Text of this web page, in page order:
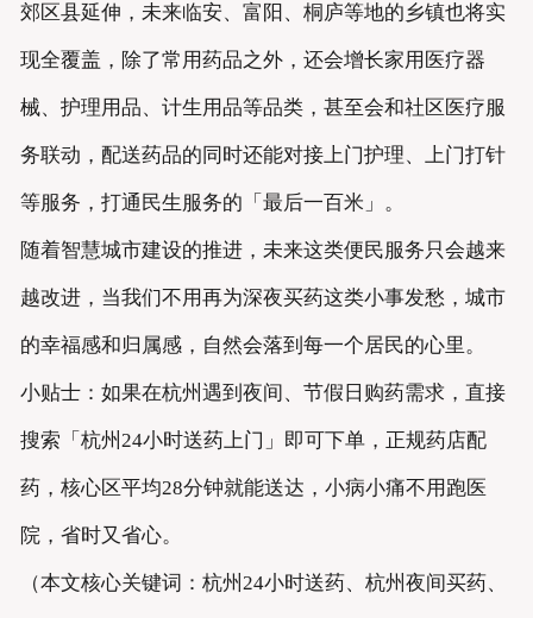
郊区县延伸，未来临安、富阳、桐庐等地的乡镇也将实
现全覆盖，除了常用药品之外，还会增长家用医疗器
械、护理用品、计生用品等品类，甚至会和社区医疗服
务联动，配送药品的同时还能对接上门护理、上门打针
等服务，打通民生服务的「最后一百米」。
随着智慧城市建设的推进，未来这类便民服务只会越来
越改进，当我们不用再为深夜买药这类小事发愁，城市
的幸福感和归属感，自然会落到每一个居民的心里。
小贴士：如果在杭州遇到夜间、节假日购药需求，直接
搜索「杭州24小时送药上门」即可下单，正规药店配
药，核心区平均28分钟就能送达，小病小痛不用跑医
院，省时又省心。
（本文核心关键词：杭州24小时送药、杭州夜间买药、